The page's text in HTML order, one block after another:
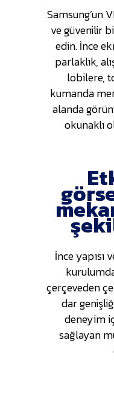
Samsung’un
ve güvenilir
edin. İnce
parlaklık,
lobilere,
kumanda
alanda
okunaklı
İnce yapısı
çerçeveden
dar
deneyim
sağlayan